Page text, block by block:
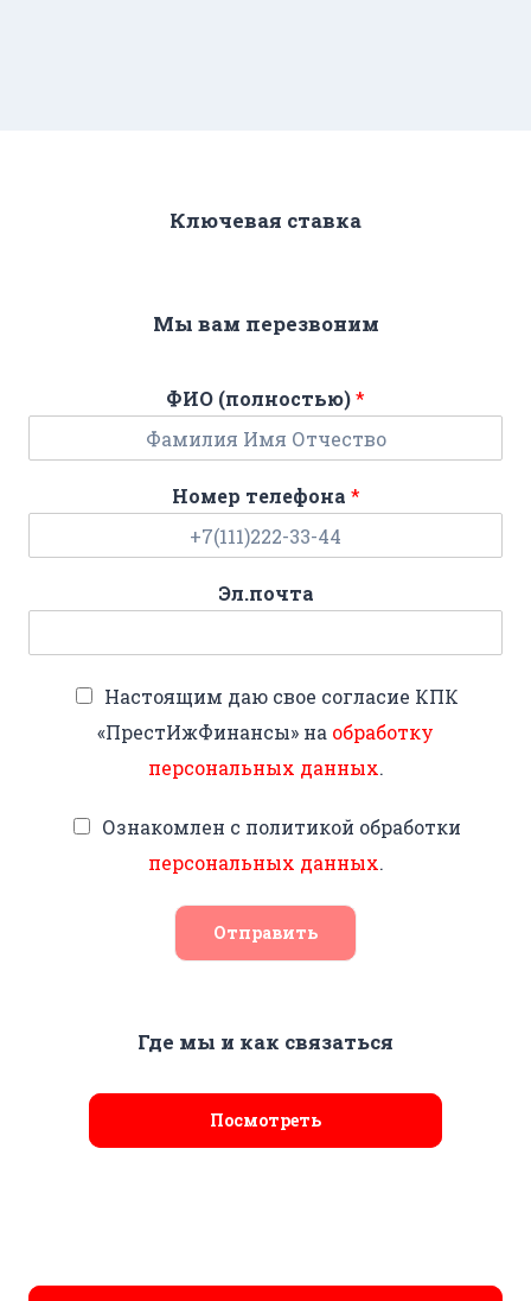
Ключевая ставка
Мы вам перезвоним
ФИО (полностью)*
Номер телефона *
Эл.почта
Настоящим даю свое согласие КПК
«ПрестИжФинансы» на обработку
персональных данных.
Ознакомлен с политикой обработки
персональных данных.
Отправить
Где мы и как связаться
Посмотреть